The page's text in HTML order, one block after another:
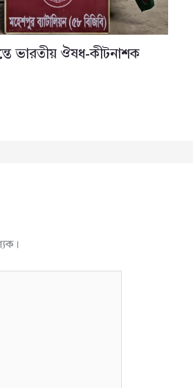
ভারতীয় ঔষধ-কীটনাশক